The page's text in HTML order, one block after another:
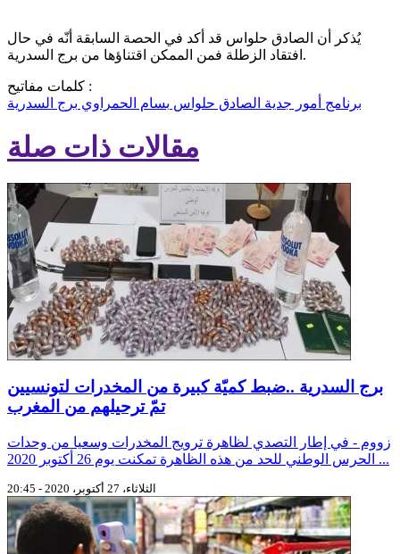
يُذكر أن الصادق حلواس قد أكد في الحصة السابقة أنّه في حال
افتقاد الزطلة فمن الممكن اقتناؤها من برج السدرية.
كلمات مفاتيح :
برنامج أمور جدية الصادق حلواس بسام الحمراوي برج السدرية
مقالات ذات صلة
برج السدرية ..ضبط كميّة كبيرة من المخدرات لتونسيين
تمّ ترحيلهم من المغرب
زووم - في إطار التصدي لظاهرة ترويج المخدرات وسعيا من وحدات
الحرس الوطني للحد من هذه الظاهرة تمكنت يوم 26 أكتوبر 2020 ...
الثلاثاء، 27 أكتوبر، 2020 - 20:45